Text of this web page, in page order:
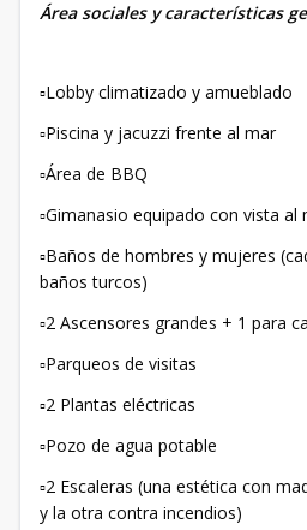
Área sociales y características
▫️Lobby climatizado y amueblado
▫️Piscina y jacuzzi frente al mar
▫️Área de BBQ
▫️Gimanasio equipado con vista al
▫️Baños de hombres y mujeres
baños turcos)
▫️2 Ascensores grandes + 1 para
▫️Parqueos de visitas
▫️2 Plantas eléctricas
▫️Pozo de agua potable
▫️2 Escaleras (una estética con
y la otra contra incendios)